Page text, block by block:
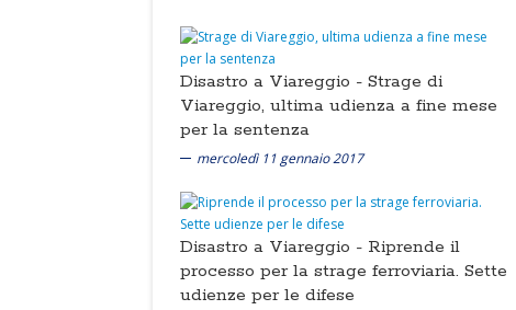
Disastro a Viareggio - Strage di
Viareggio, ultima udienza a fine mese
per la sentenza
mercoledì 11 gennaio 2017
Disastro a Viareggio - Riprende il
processo per la strage ferroviaria. Sette
udienze per le difese